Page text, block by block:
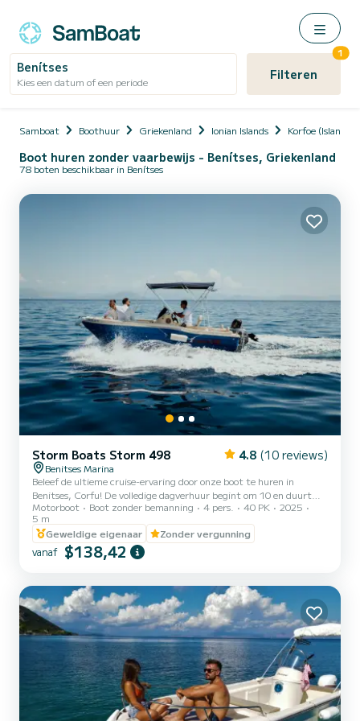
Benítses
Kies een datum of een periode Filteren
1
Samboat Boothuur Griekenland Ionian Islands Korfoe (Island)
Boot huren zonder vaarbewijs - Benítses, Griekenland
78 boten beschikbaar in Benítses
Storm Boats Storm 498 4.8 (10 reviews)
Benitses Marina
Beleef de ultieme cruise-ervaring door onze boot te huren in
Benitses, Corfu! De volledige dagverhuur begint om 10 en duurt
tot 17. Onze boot STORM 5,00 - 'JONNY BLUE' heeft een ruime
indeling en biedt plaats aan maximaal 4 passagiers. Heeft ook een
YAMAHA-motor van 30/40 pk en vereist geen licentie om te
worden gehuurd! We zullen u voorzien van een kaart van het gebied
en voorgestelde bestemmingen die u rond de kust kunt bezoeken.
Motorboot Boot zonder bemanning 4 pers. 40 PK
2025
5 m
Geweldige eigenaar
Zonder vergunning
vanaf $138,42